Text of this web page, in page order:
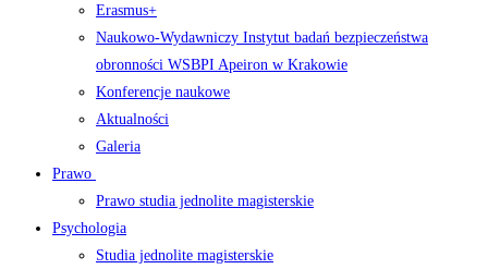
Erasmus+
Naukowo-Wydawniczy Instytut badań bezpieczeństwa
obronności WSBPI Apeiron w Krakowie
Konferencje naukowe
Aktualności
Galeria
Prawo
Prawo studia jednolite magisterskie
Psychologia
Studia jednolite magisterskie